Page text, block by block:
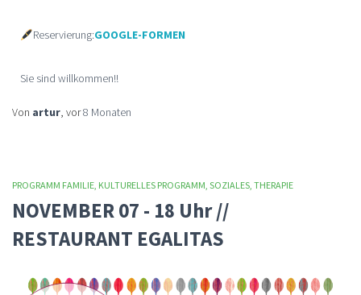
Reservierung:GOOGLE-FORMEN
Sie sind willkommen!!
Von artur, vor8 Monaten
PROGRAMM FAMILIE KULTURELLES PROGRAMM SOZIALES THERAPIE
NOVEMBER 07 - 18 Uhr //
RESTAURANT EGALITAS